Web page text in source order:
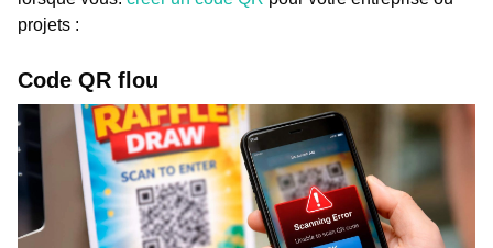
projets :
Code QR flou